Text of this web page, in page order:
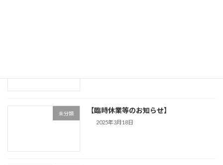
未分類 【臨時休業等のお知らせ】
2025年3月18日